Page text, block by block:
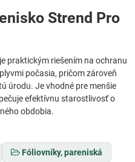
Strend Pro
praktickým riešením na ochranu
počasia, pričom zároveň
úrodu. Je vhodné pre menšie
efektívnu starostlivosť o
obdobia.
Fóliovníky, pareniská